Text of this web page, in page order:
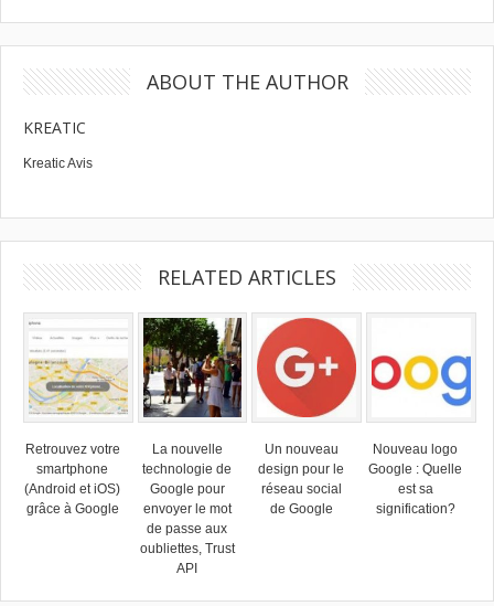
ABOUT THE AUTHOR
KREATIC
Kreatic Avis
RELATED ARTICLES
Retrouvez votre
smartphone
(Android et iOS)
grâce à Google
La nouvelle
technologie de
Google pour
envoyer le mot
de passe aux
oubliettes, Trust
API
Un nouveau
design pour le
réseau social
de Google
Nouveau logo
Google : Quelle
est sa
signification?